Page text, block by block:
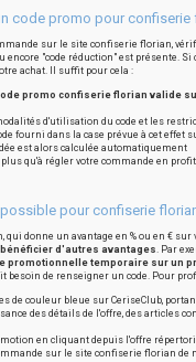
code promo pour confiserie
sur le site confiserie florian,
encore "code réduction" est présente. Si
achat. Il suffit pour cela :
promo confiserie florian valide
d'utilisation du code et les
fourni dans la case prévue à cet effet
est alors calculée automatiquement
qu'à régler votre commande en
pour confiserie
qui donne un avantage en % ou en €
d'autres avantages. Par
promotionnelle temporaire sur un
besoin de renseigner un code. Pour
de couleur bleue sur CeriseClub,
des détails de l'offre, des articles
en cliquant depuis l'offre
sur le site confiserie florian de